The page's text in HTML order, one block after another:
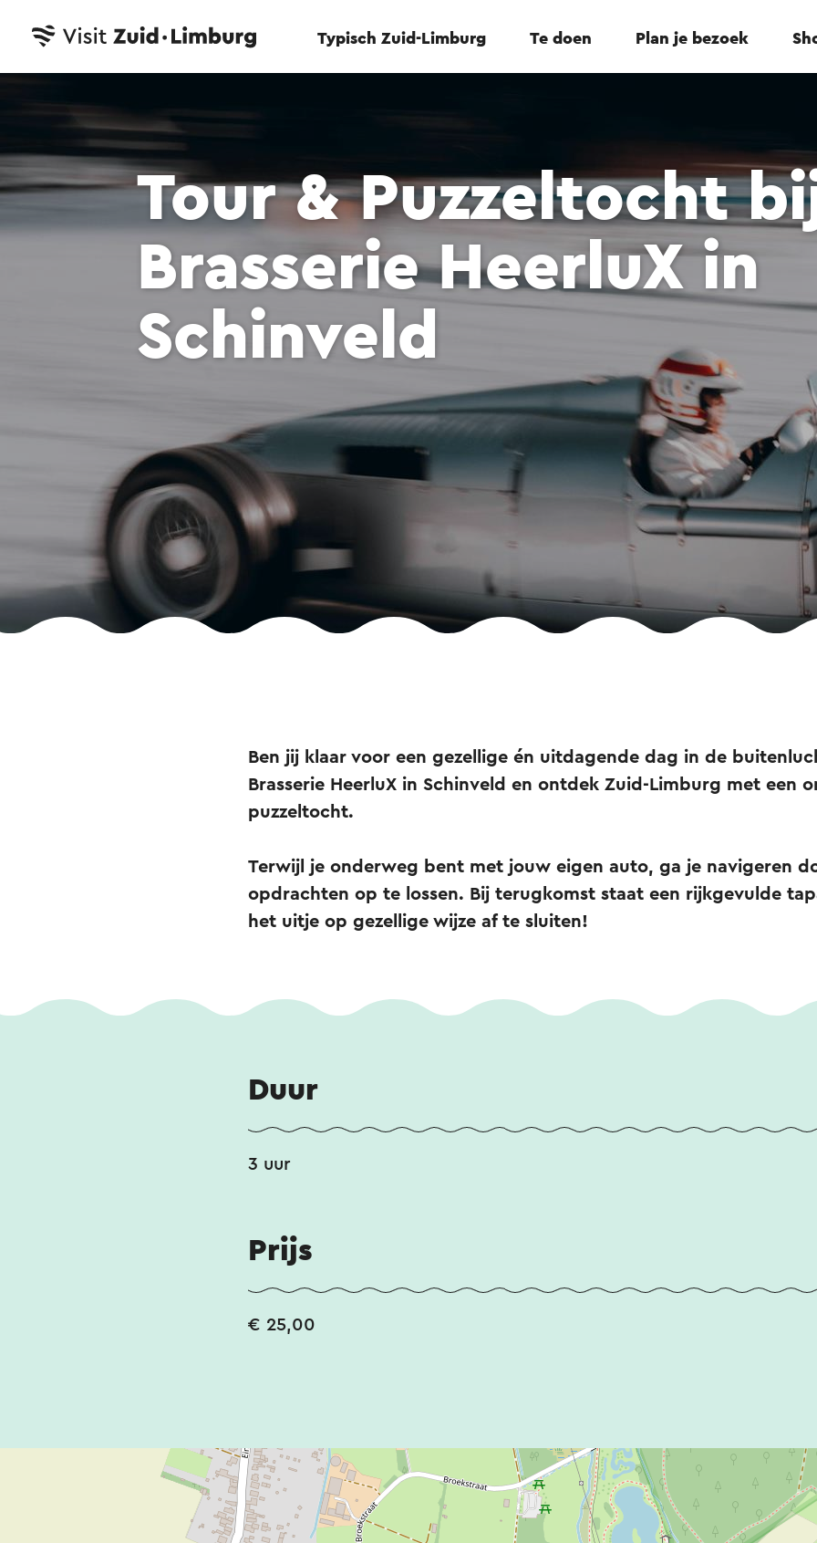
Typisch Zuid-Limburg Te doen Plan je bezoek
Tour & Puzzeltocht
Brasserie HeerluX in
Schinveld
Ben jij klaar voor een gezellige én uitdagende dag in de
Brasserie HeerluX in Schinveld en ontdek Zuid-Limburg met een
puzzeltocht.
Terwijl je onderweg bent met jouw eigen auto, ga je navigeren
opdrachten op te lossen. Bij terugkomst staat een rijkgevulde
het uitje op gezellige wijze af te sluiten!
Duur
3 uur
Prijs
€ 25,00